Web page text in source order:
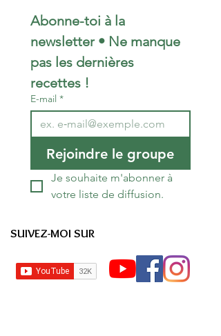
Moelleuse (Sans Œufs)
Abonne-toi à la
newsletter • Ne manque
pas les dernières
recettes !
E-mail *
Rejoindre le groupe
Je souhaite m'abonner à
votre liste de diffusion.
SUIVEZ-MOI SUR